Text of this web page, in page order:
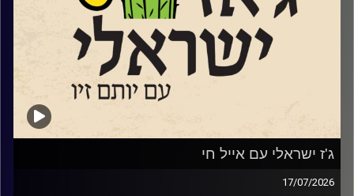
ג'ז ישראלי עם אייל חי
17/07/2026